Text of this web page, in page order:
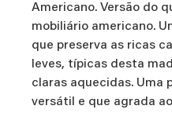
Americano. Versão do
mobiliário americano.
que preserva as ricas
leves, típicas desta
claras aquecidas. Uma
versátil e que agrada